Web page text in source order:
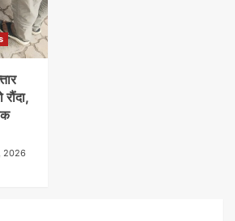
2026